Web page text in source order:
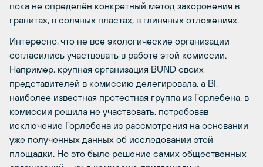
пока не определён конкретный метод захоронения в
гранитах, в соляных пластах, в глиняных отложениях.
Интересно, что не все экологические организации
согласились участвовать в работе этой комиссии.
Например, крупная организация BUND своих
представителей в комиссию делегировала, а BI,
наиболее известная протестная группа из Горлебена, в
комиссии решила не участвовать, потребовав
исключение Горлебена из рассмотрения на основании
уже полученных данных об исследовании этой
площадки. Но это было решение самих общественных